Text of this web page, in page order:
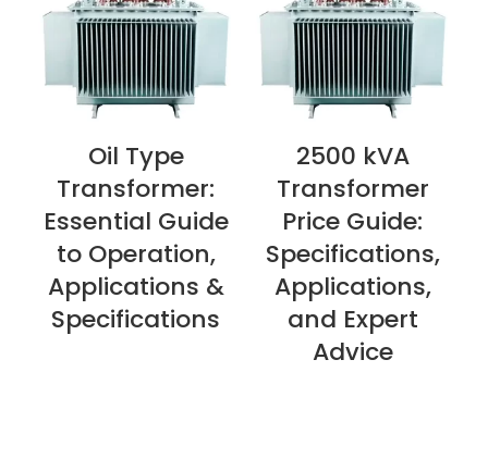
ПЕРЕГЛЯНУТИ ЗАРАЗ
Oil Type
Transformer:
Essential Guide
to Operation,
Applications &
Specifications
ПЕРЕГЛЯНУТИ ЗАРАЗ
2500 kVA
Transformer
Price Guide:
Specifications,
Applications,
and Expert
Advice